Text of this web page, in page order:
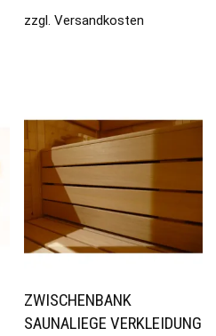
zzgl.Versandkosten
ZWISCHENBANK
SAUNALIEGE VERKLEIDUNG